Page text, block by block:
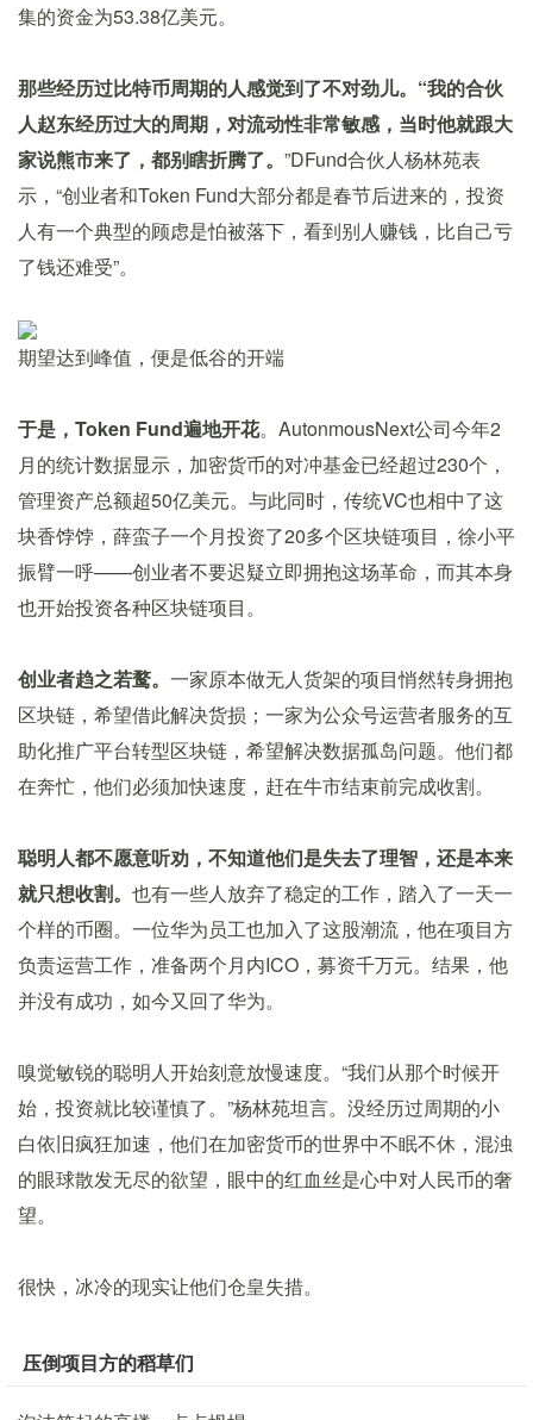
集的资金为53.38亿美元。
那些经历过比特币周期的人感觉到了不对劲儿。“我的合伙
人赵东经历过大的周期，对流动性非常敏感，当时他就跟大
家说熊市来了，都别瞎折腾了。 ”DFund合伙人杨林苑表
示，“创业者和Token Fund大部分都是春节后进来的，投资
人有一个典型的顾虑是怕被落下，看到别人赚钱，比自己亏
了钱还难受”。
期望达到峰值，便是低谷的开端
于是，Token Fund遍地开花。AutonmousNext公司今年2
月的统计数据显示，加密货币的对冲基金已经超过230个，
管理资产总额超50亿美元。与此同时，传统VC也相中了这
块香饽饽，薛蛮子一个月投资了20多个区块链项目，徐小平
振臂一呼——创业者不要迟疑立即拥抱这场革命，而其本身
也开始投资各种区块链项目。
创业者趋之若鹜。 一家原本做无人货架的项目悄然转身拥抱
区块链，希望借此解决货损；一家为公众号运营者服务的互
助化推广平台转型区块链，希望解决数据孤岛问题。他们都
在奔忙，他们必须加快速度，赶在牛市结束前完成收割。
聪明人都不愿意听劝，不知道他们是失去了理智，还是本来
就只想收割。 也有一些人放弃了稳定的工作，踏入了一天一
个样的币圈。一位华为员工也加入了这股潮流，他在项目方
负责运营工作，准备两个月内ICO，募资千万元。结果，他
并没有成功，如今又回了华为。
嗅觉敏锐的聪明人开始刻意放慢速度。“我们从那个时候开
始，投资就比较谨慎了。”杨林苑坦言。没经历过周期的小
白依旧疯狂加速，他们在加密货币的世界中不眠不休，混浊
的眼球散发无尽的欲望，眼中的红血丝是心中对人民币的奢
望。
很快，冰冷的现实让他们仓皇失措。
压倒项目方的稻草们